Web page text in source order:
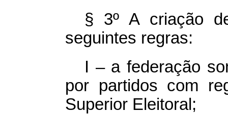
§ 3º A criação
seguintes regras:
I – a federação
por partidos com
Superior Eleitoral;